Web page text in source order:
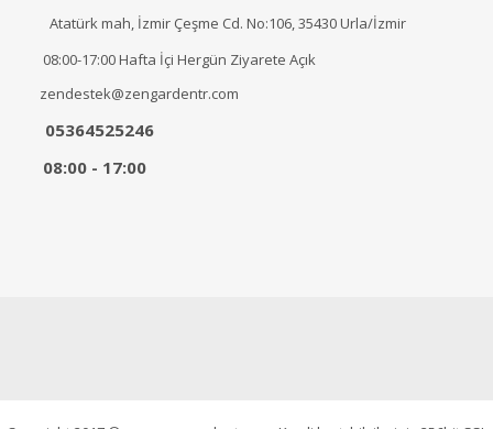
Atatürk mah, İzmir Çeşme Cd. No:106, 35430 Urla/İzmir
08:00-17:00 Hafta İçi Hergün Ziyarete Açık
zendestek@zengardentr.com
05364525246
08:00 - 17:00